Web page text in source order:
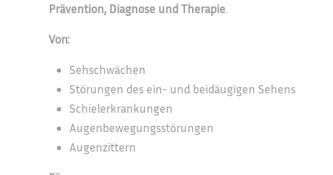
Prävention, Diagnose und Therapie.
Von:
Sehschwächen
Störungen des ein- und beidäugigen Sehens
Schielerkrankungen
Augenbewegungsstörungen
Augenzittern